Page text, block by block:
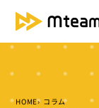
HOME コラム